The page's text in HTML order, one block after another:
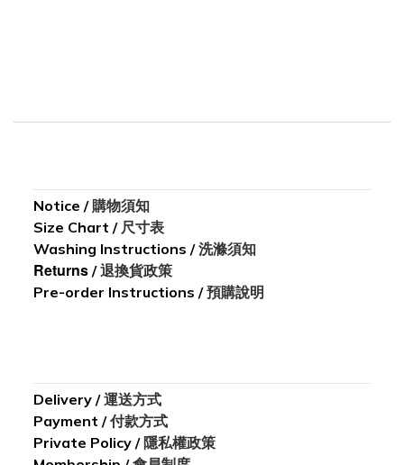
Notice /購物須知
Size Chart / 尺寸表
Washing Instructions /洗滌須知
Returns /退換貨政策
Pre-order Instructions /預購說明
Delivery /運送方式
Payment /付款方式
Private Policy / 隱私權政策